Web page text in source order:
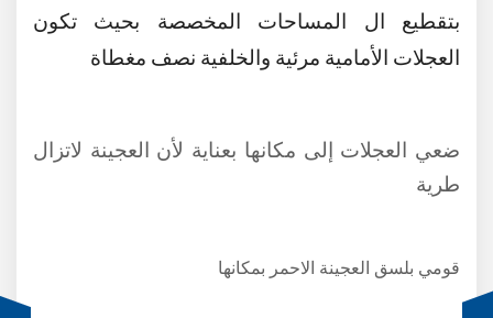
بتقطيع ال المساحات المخصصة بحيث تكون
العجلات الأمامية مرئية والخلفية نصف مغطاة
ضعي العجلات إلى مكانها بعناية لأن العجينة لاتزال
طرية
قومي بلسق العجينة الاحمر بمكانها